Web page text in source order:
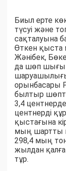
Биыл ерте
түсуі және
сақталуына
Өткен қыста
Жәнібек,
да шөп
орынбасары
былтыр
3,4
центнерді
қыстағына
мың шартты
298,4 мың
жылдан
тұр.